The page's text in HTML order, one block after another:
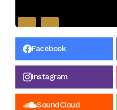
Facebook
Instagram
SoundCloud